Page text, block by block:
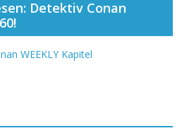
Detektiv Conan